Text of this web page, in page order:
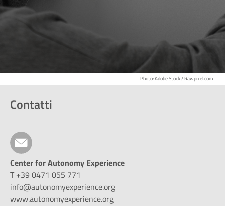
Photo: Adobe Stock / Rawpixel.com
Contatti
Center for Autonomy Experience
T +39 0471 055 771
info@autonomyexperience.org
www.autonomyexperience.org